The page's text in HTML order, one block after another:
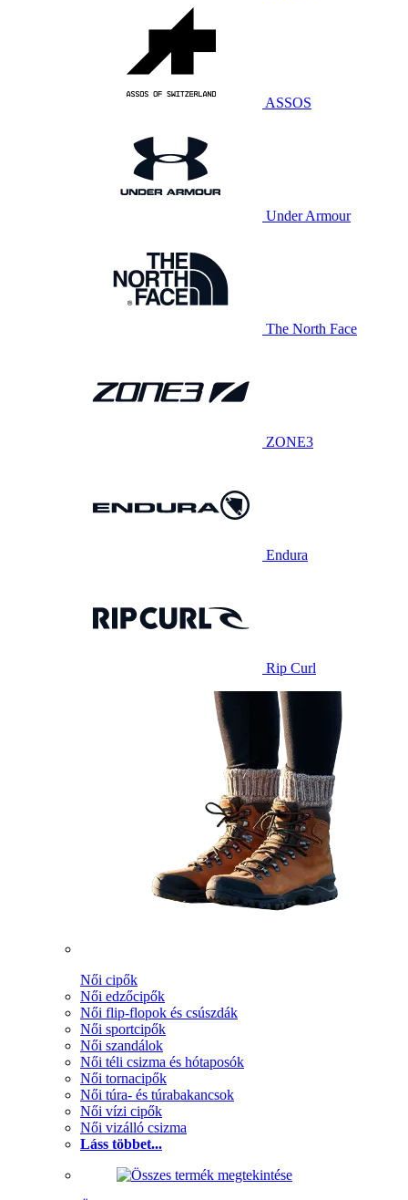
ASSOS
Under Armour
The North Face
ZONE3
Endura
Rip Curl
Női cipők
Női edzőcipők
Női flip-flopok és csúszdák
Női sportcipők
Női szandálok
Női téli csizma és hótaposók
Női tornacipők
Női túra- és túrabakancsok
Női vízi cipők
Női vizálló csizma
Láss többet...